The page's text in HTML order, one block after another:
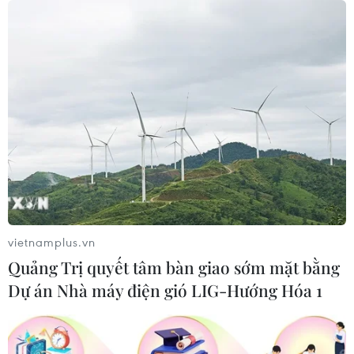
Đình Bắc rực sáng với cú
đúp, tuyển Việt Nam vào bán kết
ASEAN Cup với ngôi đầu bảng
07/08/2026 15:49
Xem trực tiếp Việt Nam-Campuchia
tại ASEAN Cup 2026 trên kênh nào?
07/08/2026 09:49
vietnamplus.vn
Quảng Trị quyết tâm bàn giao sớm mặt bằng
Dự án Nhà máy điện gió LIG-Hướng Hóa 1